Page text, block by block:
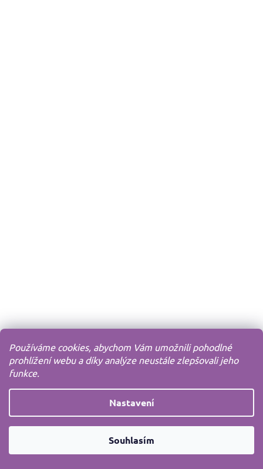
Používáme cookies, abychom Vám umožnili pohodlné
prohlížení webu a díky analýze neustále zlepšovali jeho
funkce.
Nastavení
Souhlasím